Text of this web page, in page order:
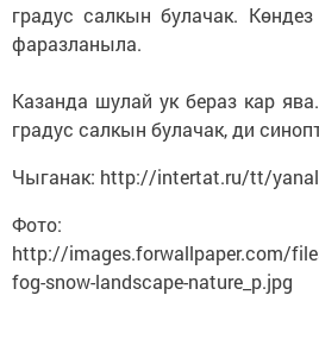
градус салкын булачак.
фаразланыла.
Казанда шулай ук бераз кар
градус салкын булачак, ди
Чыганак: http://intertat.ru/tt/
Фото:
http://images.forwallpaper.com/
fog-snow-landscape-nature_p.jpg